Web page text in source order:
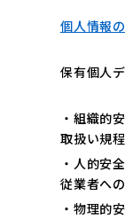
個人情報
保有個人
・組織的
取扱い規
・人的安
従業者へ
・物理的